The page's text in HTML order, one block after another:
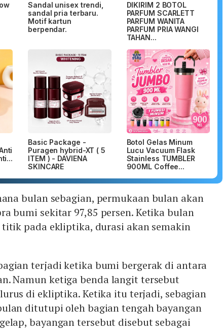
Sandal unisex trendi,
sandal pria terbaru.
Motif kartun
berpendar.
DIKIRIM 2 BOTOL
PARFUM SCARLETT
PARFUM WANITA
PARFUM PRIA WANGI
TAHAN...
Basic Package -
Puragen hybrid-XT ( 5
ITEM ) - DAVIENA
SKINCARE
Botol Gelas Minum
Lucu Vacuum Flask
Stainless TUMBLER
900ML Coffee...
bulan sebagian, permukaan bulan akan
bumi sekitar 97,85 persen. Ketika bulan
pada ekliptika, durasi akan semakin
terjadi ketika bumi bergerak di antara
Namun ketiga benda langit tersebut
di ekliptika. Ketika itu terjadi, sebagian
ditutupi oleh bagian tengah bayangan
bayangan tersebut disebut sebagai